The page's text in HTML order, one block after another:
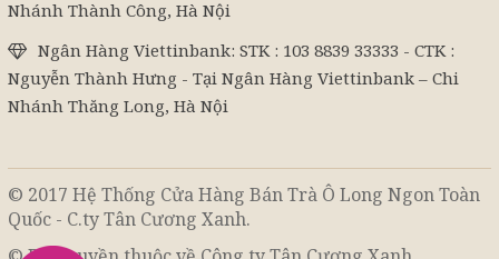
Nhánh Thành Công, Hà Nội
Ngân Hàng Viettinbank: STK : 103 8839 33333 - CTK :
Nguyễn Thành Hưng - Tại Ngân Hàng Viettinbank – Chi
Nhánh Thăng Long, Hà Nội
© 2017 Hệ Thống Cửa Hàng Bán Trà Ô Long Ngon Toàn
Quốc - C.ty Tân Cương Xanh.